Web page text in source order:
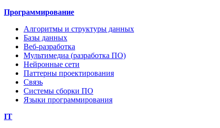
Программирование
Алгоритмы и структуры данных
Базы данных
Веб-разработка
Мультимедиа (разработка ПО)
Нейронные сети
Паттерны проектирования
Связь
Системы сборки ПО
Языки программирования
IT